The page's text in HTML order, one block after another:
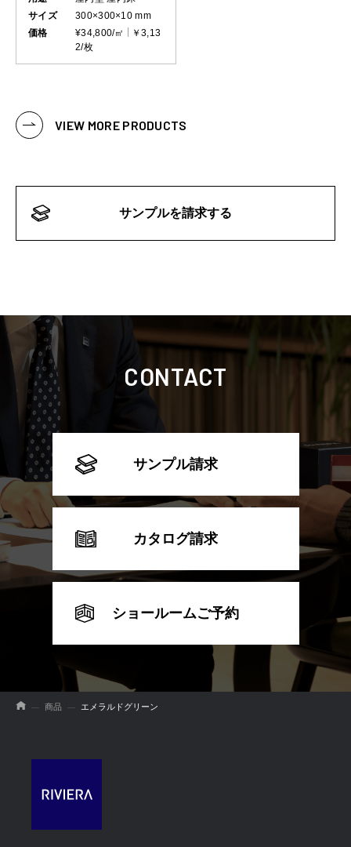
サイズ
300×300×10 mm
価格
¥34,800/㎡
￥3,13
2/枚
VIEW MORE PRODUCTS
サンプルを請求する
CONTACT
サンプル請求
カタログ請求
ショールームご予約
商品 エメラルドグリーン